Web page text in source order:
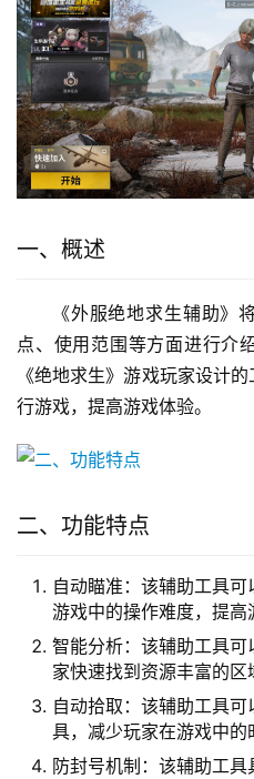
一、概述
《外服绝地求生辅助》
点、使用范围等方面进行介
《绝地求生》游戏玩家设计
行游戏，提高游戏体验。
二、功能特点
自动瞄准：该辅助工具
游戏中的操作难度，提高
智能分析：该辅助工具
家快速找到资源丰富的区
自动拾取：该辅助工具
具，减少玩家在游戏中的
防封号机制：该辅助工